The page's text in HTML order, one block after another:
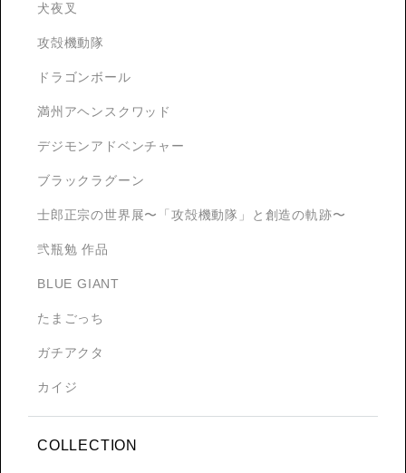
犬夜叉
攻殻機動隊
ドラゴンボール
満州アヘンスクワッド
デジモンアドベンチャー
ブラックラグーン
士郎正宗の世界展〜「攻殻機動隊」と創造の軌跡〜
弐瓶勉 作品
BLUE GIANT
たまごっち
ガチアクタ
カイジ
COLLECTION